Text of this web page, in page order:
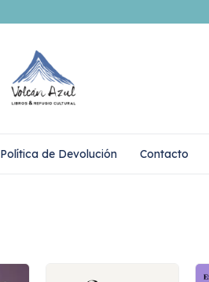
Política de Devolución Contacto